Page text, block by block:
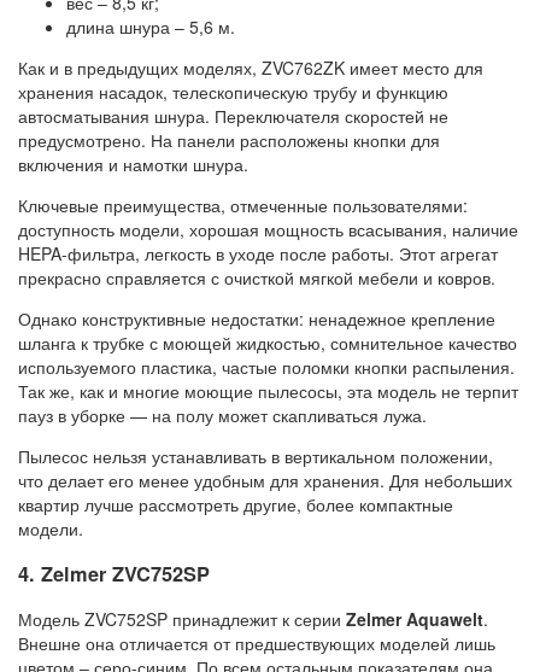
длина шнура – 5,6 м.
Как и в предыдущих моделях, ZVC762ZK имеет место для
хранения насадок, телескопическую трубу и функцию
автосматывания шнура. Переключателя скоростей не
предусмотрено. На панели расположены кнопки для
включения и намотки шнура.
Ключевые преимущества, отмеченные пользователями:
доступность модели, хорошая мощность всасывания, наличие
HEPA-фильтра, легкость в уходе после работы. Этот агрегат
прекрасно справляется с очисткой мягкой мебели и ковров.
Однако конструктивные недостатки: ненадежное крепление
шланга к трубке с моющей жидкостью, сомнительное качество
используемого пластика, частые поломки кнопки распыления.
Так же, как и многие моющие пылесосы, эта модель не терпит
пауз в уборке — на полу может скапливаться лужа.
Пылесос нельзя устанавливать в вертикальном положении,
что делает его менее удобным для хранения. Для небольших
квартир лучше рассмотреть другие, более компактные
модели.
4. Zelmer ZVC752SP
Модель ZVC752SP принадлежит к серии Zelmer Aquawelt.
Внешне она отличается от предшествующих моделей лишь